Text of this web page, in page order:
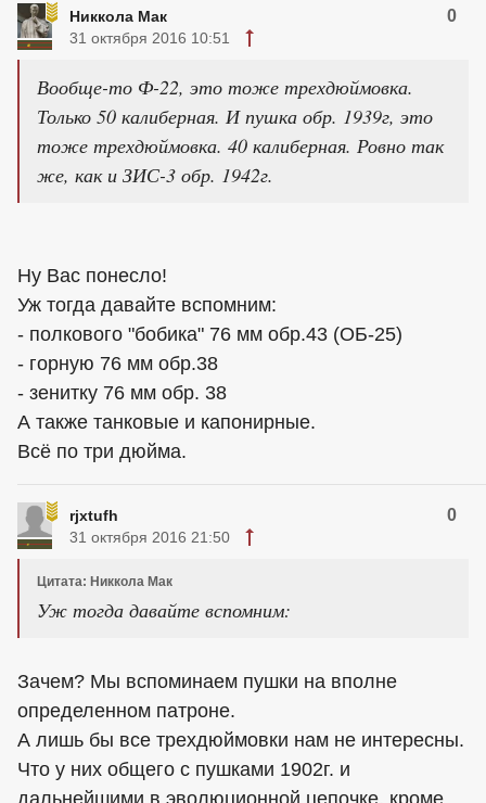
Никкола Мак 0
31 октября 2016 10:51
Вообще-то Ф-22, это тоже трехдюймовка.
Только 50 калиберная. И пушка обр. 1939г, это
тоже трехдюймовка. 40 калиберная. Ровно так
же, как и ЗИС-3 обр. 1942г.
Ну Вас понесло!
Уж тогда давайте вспомним:
- полкового "бобика" 76 мм обр.43 (ОБ-25)
- горную 76 мм обр.38
- зенитку 76 мм обр. 38
А также танковые и капонирные.
Всё по три дюйма.
rjxtufh 0
31 октября 2016 21:50
Цитата: Никкола Мак
Уж тогда давайте вспомним:
Зачем? Мы вспоминаем пушки на вполне
определенном патроне.
А лишь бы все трехдюймовки нам не интересны.
Что у них общего с пушками 1902г. и
дальнейшими в эволюционной цепочке, кроме